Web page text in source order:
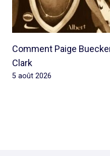
Comment Paige
Clark
5 août 2026